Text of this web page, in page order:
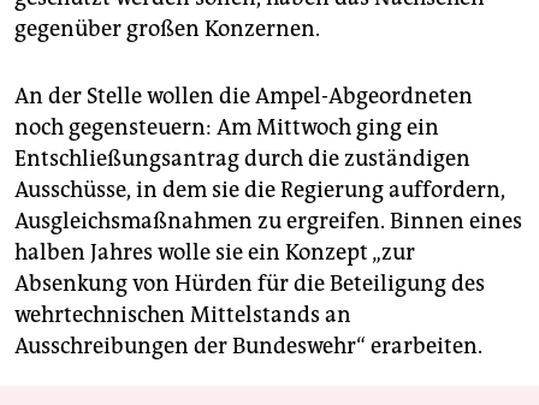
gegenüber großen Konzernen.
An der Stelle wollen die Ampel-Abgeordneten
noch gegensteuern: Am Mittwoch ging ein
Entschließungsantrag durch die zuständigen
Ausschüsse, in dem sie die Regierung auffordern,
Ausgleichsmaßnahmen zu ergreifen. Binnen eines
halben Jahres wolle sie ein Konzept „zur
Absenkung von Hürden für die Beteiligung des
wehrtechnischen Mittelstands an
Ausschreibungen der Bundeswehr“ erarbeiten.